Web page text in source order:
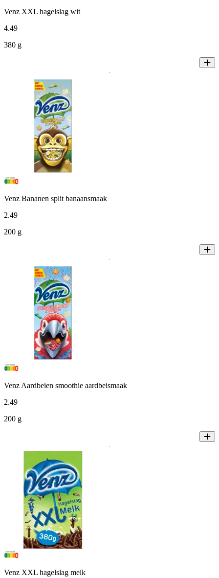
Venz XXL hagelslag wit
4.49
380 g
Venz Bananen split banaansmaak
2.49
200 g
Venz Aardbeien smoothie aardbeismaak
2.49
200 g
Venz XXL hagelslag melk